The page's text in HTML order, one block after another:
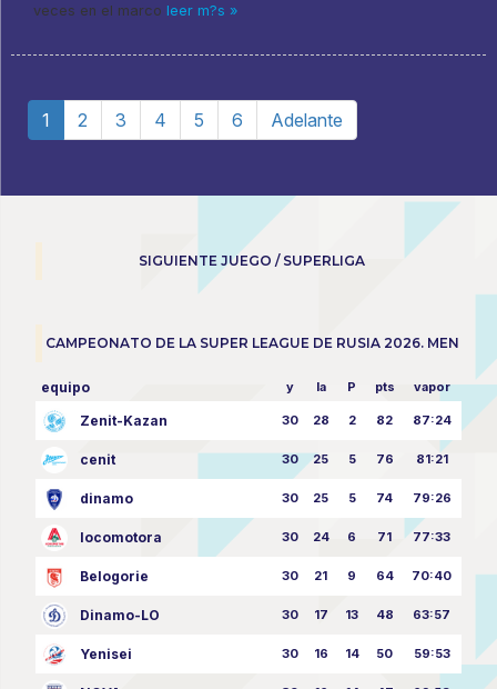
veces en el marco leer m?s »
1 2 3 4 5 6 Adelante
SIGUIENTE JUEGO / SUPERLIGA
CAMPEONATO DE LA SUPER LEAGUE DE RUSIA 2026. MEN
equipo y la P pts vapor
Zenit-Kazan 30 28 2 82 87:24
cenit 30 25 5 76 81:21
dinamo 30 25 5 74 79:26
locomotora 30 24 6 71 77:33
Belogorie 30 21 9 64 70:40
Dinamo-LO 30 17 13 48 63:57
Yenisei 30 16 14 50 59:53